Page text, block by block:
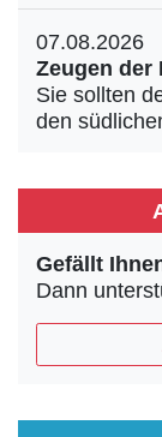
07.08.2026
Zeugen der
Sie sollten
den
Gefällt
Dann